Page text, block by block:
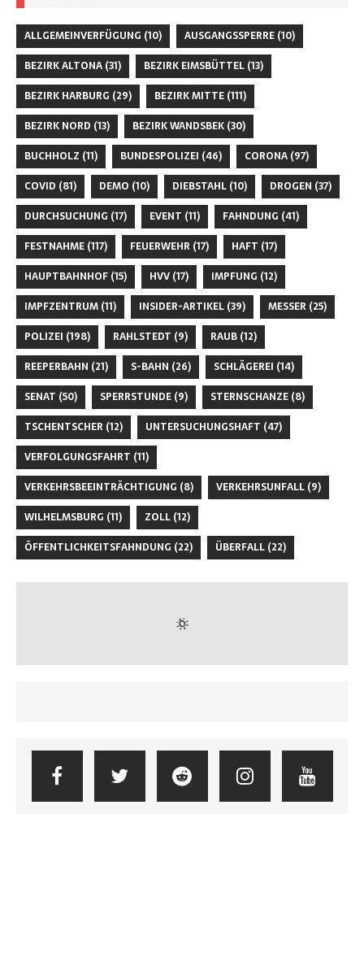
ALLGEMEINVERFÜGUNG (10) AUSGANGSSPERRE (10)
BEZIRK ALTONA (31) BEZIRK EIMSBÜTTEL (13)
BEZIRK HARBURG (29) BEZIRK MITTE (111)
BEZIRK NORD (13) BEZIRK WANDSBEK (30)
BUCHHOLZ (11) BUNDESPOLIZEI (46) CORONA (97)
COVID (81) DEMO (10) DIEBSTAHL (10) DROGEN (37)
DURCHSUCHUNG (17) EVENT (11) FAHNDUNG (41)
FESTNAHME (117) FEUERWEHR (17) HAFT (17)
HAUPTBAHNHOF (15) HVV (17) IMPFUNG (12)
IMPFZENTRUM (11) INSIDER-ARTIKEL (39) MESSER (25)
POLIZEI (198) RAHLSTEDT (9) RAUB (12)
REEPERBAHN (21) S-BAHN (26) SCHLÄGEREI (14)
SENAT (50) SPERRSTUNDE (9) STERNSCHANZE (8)
TSCHENTSCHER (12) UNTERSUCHUNGSHAFT (47)
VERFOLGUNGSFAHRT (11)
VERKEHRSBEEINTRÄCHTIGUNG (8) VERKEHRSUNFALL (9)
WILHELMSBURG (11) ZOLL (12)
ÖFFENTLICHKEITSFAHNDUNG (22) ÜBERFALL (22)